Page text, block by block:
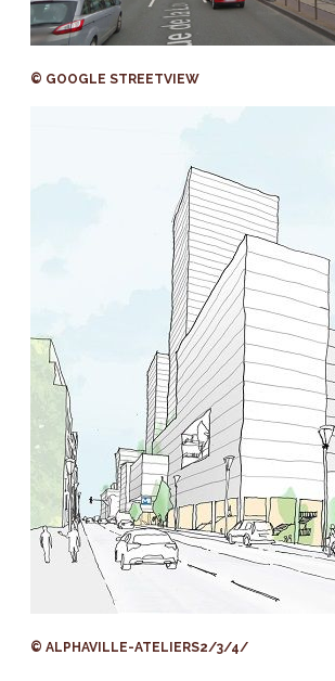
© GOOGLE STREETVIEW
© ALPHAVILLE-ATELIERS2/3/4/